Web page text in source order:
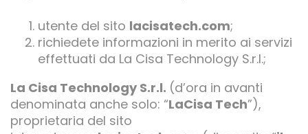
utente del sito lacisatech.com;
richiedete informazioni in merito ai servizi
effettuati da La Cisa Technology S.r.l.;
La Cisa Technology S.r.l. (d’ora in avanti
denominata anche solo: “LaCisa Tech”),
proprietaria del sito